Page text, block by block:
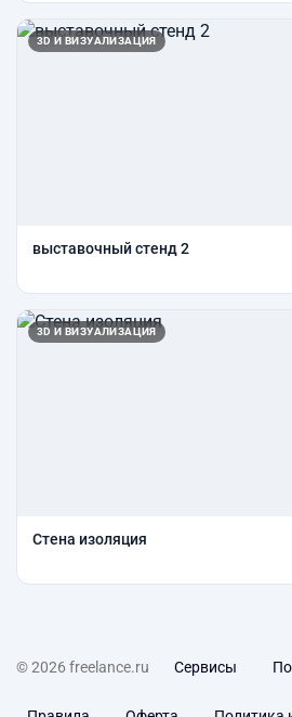
3D И ВИЗУАЛИЗАЦИЯ
выставочный стенд 2
3D И ВИЗУАЛИЗАЦИЯ
Стена изоляция
© 2026 freelance.ru Сервисы